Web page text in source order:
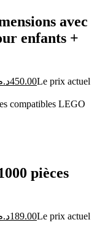
avec
enfants +
450.00Le prix actuel
pièces
189.00Le prix actuel